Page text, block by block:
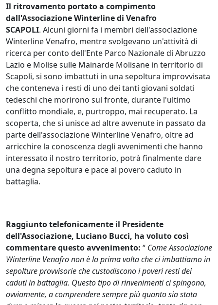
Il ritrovamento portato a compimento
dall'Associazione Winterline di Venafro
SCAPOLI. Alcuni giorni fa i membri dell'associazione
Winterline Venafro, mentre svolgevano un'attività di
ricerca per conto dell'Ente Parco Nazionale di Abruzzo
Lazio e Molise sulle Mainarde Molisane in territorio di
Scapoli, si sono imbattuti in una sepoltura improvvisata
che conteneva i resti di uno dei tanti giovani soldati
tedeschi che morirono sul fronte, durante l'ultimo
conflitto mondiale, e, purtroppo, mai recuperato. La
scoperta, che si unisce ad altre avvenute in passato da
parte dell'associazione Winterline Venafro, oltre ad
arricchire la conoscenza degli avvenimenti che hanno
interessato il nostro territorio, potrà finalmente dare
una degna sepoltura e pace al povero caduto in
battaglia.
Raggiunto telefonicamente il Presidente
dell'Associazione, Luciano Bucci, ha voluto così
commentare questo avvenimento: “ Come Associazione
Winterline Venafro non è la prima volta che ci imbattiamo in
sepolture provvisorie che custodiscono i poveri resti dei
caduti in battaglia. Questo tipo di rinvenimenti ci spingono,
ovviamente, a comprendere sempre più quanto sia stata